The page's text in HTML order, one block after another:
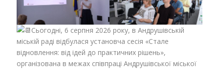
Сьогодні, 6 серпня 2026 року, в Андрушівській
міській раді відбулася установча сесія «Стале
відновлення: від ідей до практичних рішень»,
організована в межах співпраці Андрушівської міської